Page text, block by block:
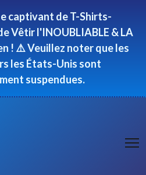
captivant de T-Shirts-
Vêtir l'INOUBLIABLE & LA
! ⚠️ Veuillez noter que les
les États-Unis sont
suspendues.